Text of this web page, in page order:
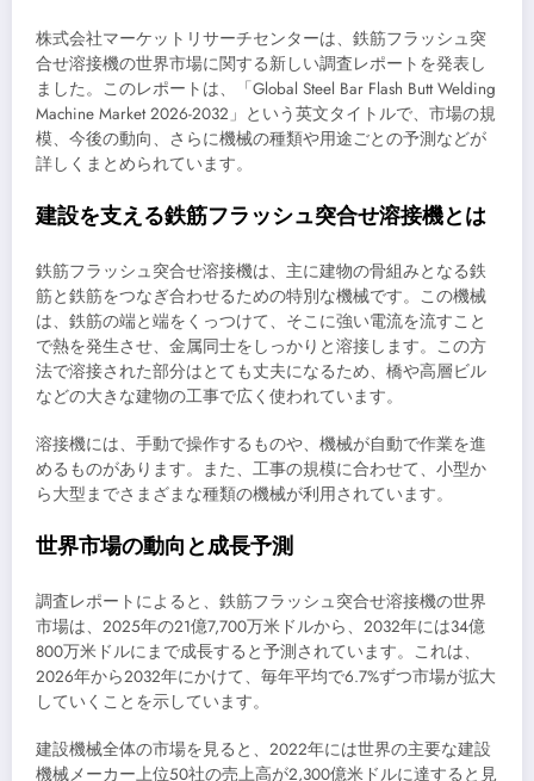
株式会社マーケットリサーチセンターは、鉄筋フラッシュ突
合せ溶接機の世界市場に関する新しい調査レポートを発表し
ました。このレポートは、「Global Steel Bar Flash Butt Welding
Machine Market 2026-2032」という英文タイトルで、市場の規
模、今後の動向、さらに機械の種類や用途ごとの予測などが
詳しくまとめられています。
建設を支える鉄筋フラッシュ突合せ溶接機とは
鉄筋フラッシュ突合せ溶接機は、主に建物の骨組みとなる鉄
筋と鉄筋をつなぎ合わせるための特別な機械です。この機械
は、鉄筋の端と端をくっつけて、そこに強い電流を流すこと
で熱を発生させ、金属同士をしっかりと溶接します。この方
法で溶接された部分はとても丈夫になるため、橋や高層ビル
などの大きな建物の工事で広く使われています。
溶接機には、手動で操作するものや、機械が自動で作業を進
めるものがあります。また、工事の規模に合わせて、小型か
ら大型までさまざまな種類の機械が利用されています。
世界市場の動向と成長予測
調査レポートによると、鉄筋フラッシュ突合せ溶接機の世界
市場は、2025年の21億7,700万米ドルから、2032年には34億
800万米ドルにまで成長すると予測されています。これは、
2026年から2032年にかけて、毎年平均で6.7%ずつ市場が拡大
していくことを示しています。
建設機械全体の市場を見ると、2022年には世界の主要な建設
機械メーカー上位50社の売上高が2,300億米ドルに達すると見